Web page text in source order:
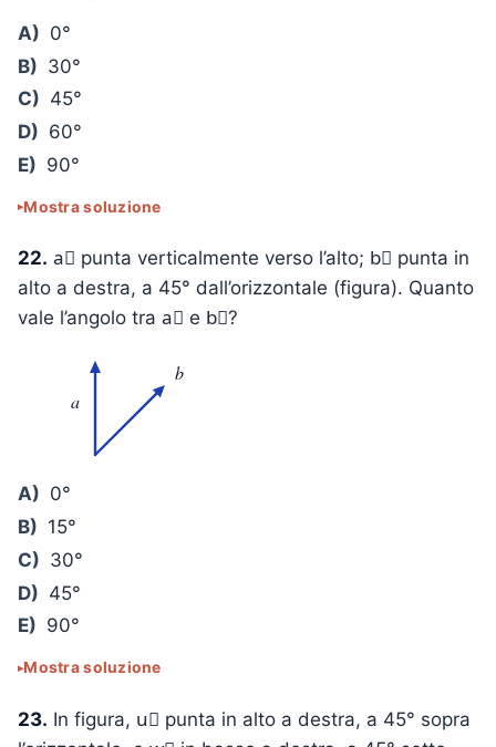
A) 0°
B) 30°
C) 45°
D) 60°
E) 90°
Mostra soluzione
22. a⃗ punta verticalmente verso l’alto; b⃗ punta in
alto a destra, a 45° dall’orizzontale (figura). Quanto
vale l’angolo tra a⃗ e b⃗?
a
b
A) 0°
B) 15°
C) 30°
D) 45°
E) 90°
Mostra soluzione
23. In figura, u⃗ punta in alto a destra, a 45° sopra